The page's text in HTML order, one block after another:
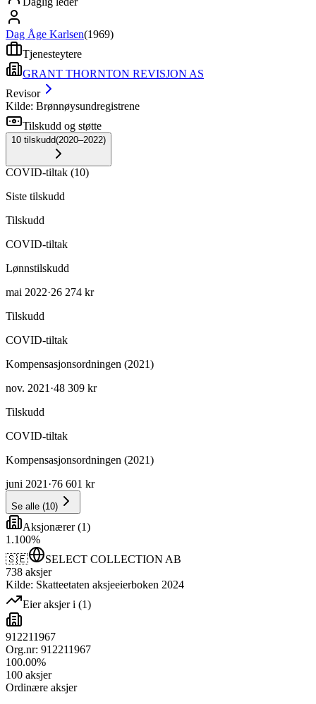
Dag Åge Karlsen(1969)
Tjenesteytere
GRANT THORNTON REVISJON AS
Revisor
Kilde: Brønnøysundregistrene
Tilskudd og støtte
10 tilskudd(2020–2022)
COVID-tiltak (10)
Siste tilskudd
Tilskudd
COVID-tiltak
Lønnstilskudd
mai 2022·26 274 kr
Tilskudd
COVID-tiltak
Kompensasjonsordningen (2021)
nov. 2021 ·48 309 kr
Tilskudd
COVID-tiltak
Kompensasjonsordningen (2021)
juni 2021 ·76 601 kr
Se alle (10)
Aksjonærer(1)
1 .100%
🇸🇪
SELECT COLLECTION AB
738 aksjer
Kilde: Skatteetaten aksjeeierboken 2024
Eier aksjer i (1)
912211967
Org.nr: 912211967
100.00%
100 aksjer
Ordinære aksjer